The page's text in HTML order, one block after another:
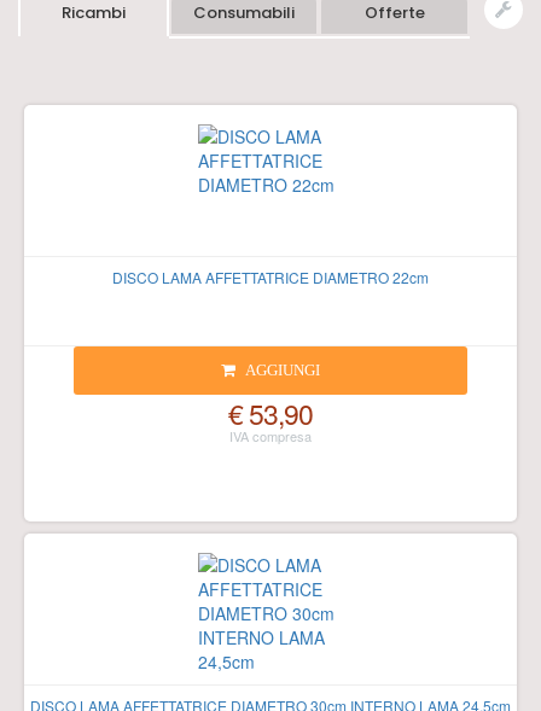
Ricambi Consumabili Offerte
DISCO LAMA AFFETTATRICE DIAMETRO 22cm
AGGIUNGI
€ 53,90
DISCO LAMA AFFETTATRICE DIAMETRO 30cm INTERNO LAMA 24,5cm